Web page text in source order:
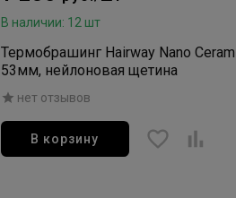
В наличии: 12 шт
Термобрашинг Hairway Nano
53мм, нейлоновая щетина
нет отзывов
В корзину